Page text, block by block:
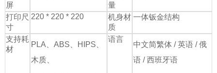
屏
量
打印尺
寸
220 * 220 * 220
机身材
质
一体钣金结构
支持耗
材
PLA、ABS、HIPS、
木质、
语言
中文简繁体 / 英语 / 俄
语 / 西班牙语